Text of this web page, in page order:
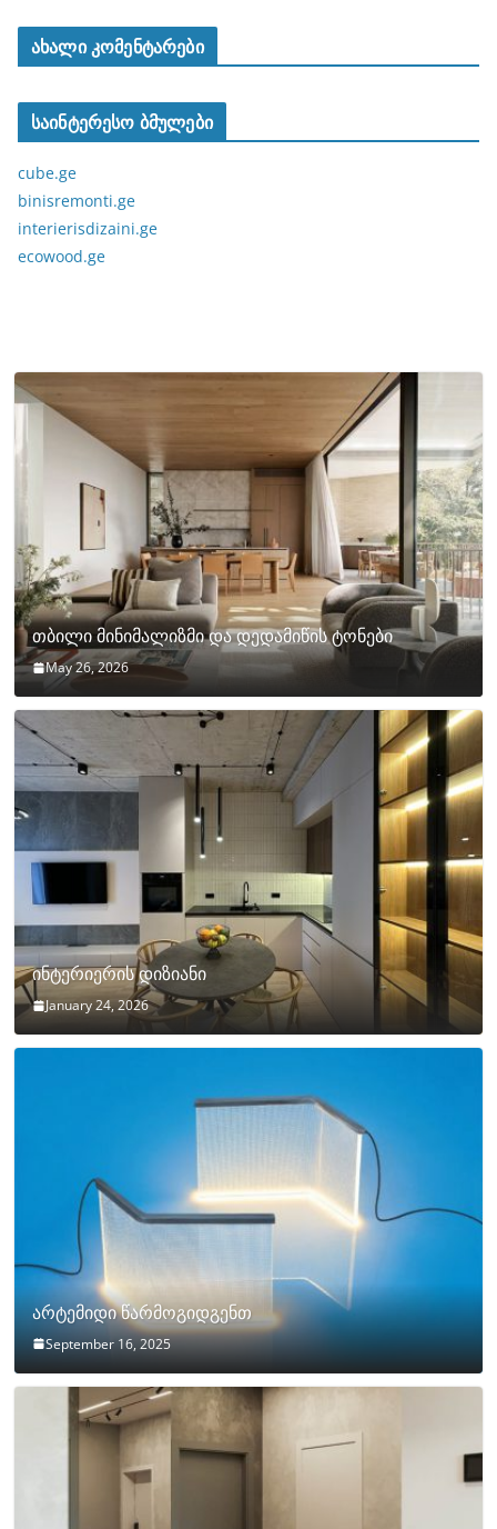
ახალი კომენტარები
საინტერესო ბმულები
cube.ge
binisremonti.ge
interierisdizaini.ge
ecowood.ge
თბილი მინიმალიზმი და დედამიწის ტონები
May 26, 2026
ინტერიერის დიზიანი
January 24, 2026
არტემიდი წარმოგიდგენთ
September 16, 2025